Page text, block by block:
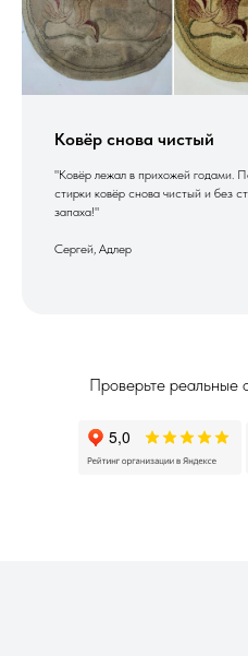
Ковёр снова чистый
"Ковёр лежал в прихожей годами.
стирки ковёр снова чистый и без
запаха!"
Сергей, Адлер
Проверьте реальные